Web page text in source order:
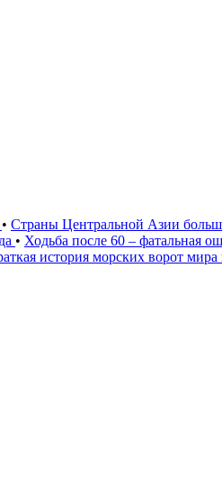
• Страны Центральной Азии
• Ходьба после 60 – фатальная
история морских ворот